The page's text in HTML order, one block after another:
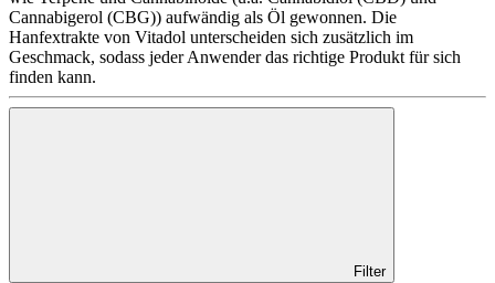
Cannabigerol (CBG)) aufwändig als Öl gewonnen. Die
Hanfextrakte von Vitadol unterscheiden sich zusätzlich im
Geschmack, sodass jeder Anwender das richtige Produkt für sich
finden kann.
Filter